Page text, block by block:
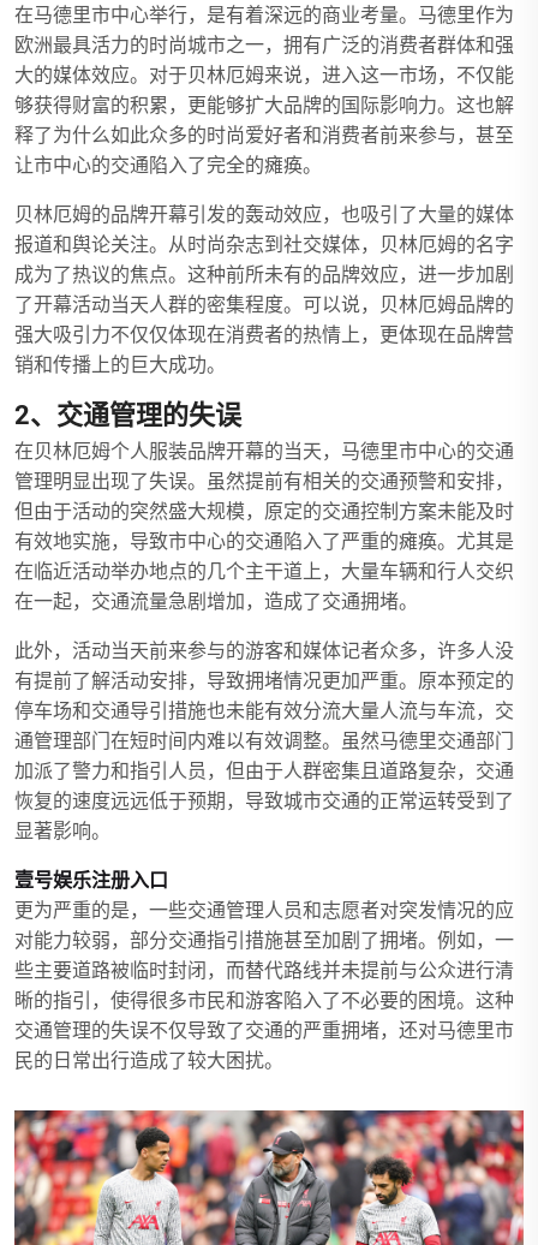
在马德里市中心举行，是有着深远的商业考量。马德里作为
欧洲最具活力的时尚城市之一，拥有广泛的消费者群体和强
大的媒体效应。对于贝林厄姆来说，进入这一市场，不仅能
够获得财富的积累，更能够扩大品牌的国际影响力。这也解
释了为什么如此众多的时尚爱好者和消费者前来参与，甚至
让市中心的交通陷入了完全的瘫痪。
贝林厄姆的品牌开幕引发的轰动效应，也吸引了大量的媒体
报道和舆论关注。从时尚杂志到社交媒体，贝林厄姆的名字
成为了热议的焦点。这种前所未有的品牌效应，进一步加剧
了开幕活动当天人群的密集程度。可以说，贝林厄姆品牌的
强大吸引力不仅仅体现在消费者的热情上，更体现在品牌营
销和传播上的巨大成功。
2、交通管理的失误
在贝林厄姆个人服装品牌开幕的当天，马德里市中心的交通
管理明显出现了失误。虽然提前有相关的交通预警和安排，
但由于活动的突然盛大规模，原定的交通控制方案未能及时
有效地实施，导致市中心的交通陷入了严重的瘫痪。尤其是
在临近活动举办地点的几个主干道上，大量车辆和行人交织
在一起，交通流量急剧增加，造成了交通拥堵。
此外，活动当天前来参与的游客和媒体记者众多，许多人没
有提前了解活动安排，导致拥堵情况更加严重。原本预定的
停车场和交通导引措施也未能有效分流大量人流与车流，交
通管理部门在短时间内难以有效调整。虽然马德里交通部门
加派了警力和指引人员，但由于人群密集且道路复杂，交通
恢复的速度远远低于预期，导致城市交通的正常运转受到了
显著影响。
壹号娱乐注册入口
更为严重的是，一些交通管理人员和志愿者对突发情况的应
对能力较弱，部分交通指引措施甚至加剧了拥堵。例如，一
些主要道路被临时封闭，而替代路线并未提前与公众进行清
晰的指引，使得很多市民和游客陷入了不必要的困境。这种
交通管理的失误不仅导致了交通的严重拥堵，还对马德里市
民的日常出行造成了较大困扰。